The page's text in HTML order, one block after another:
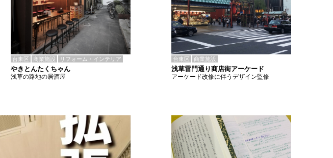
台東区 商業施設 リフォーム・インテリア
やきとんたくちゃん
浅草の路地の居酒屋
台東区 商業施設
浅草雷門通り商店街アーケード
アーケード改修に伴うデザイン監修